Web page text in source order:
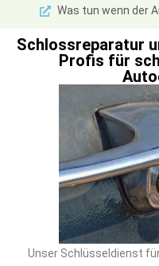
Was tun wenn der
Schlossreparatur
Profis für
Unser Schlüsseldienst